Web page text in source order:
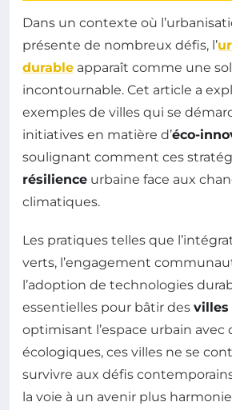
Dans un contexte où
présente de nombreux défis, l’
durable apparaît comme une
incontournable. Cet article a
exemples de villes qui se
initiatives en matière d’éco-
soulignant comment ces
résilience urbaine face aux
climatiques.
Les pratiques telles que
verts, l’engagement
l’adoption de technologies
essentielles pour bâtir des villes
optimisant l’espace urbain avec
écologiques, ces villes ne se
survivre aux défis
la voie à un avenir plus